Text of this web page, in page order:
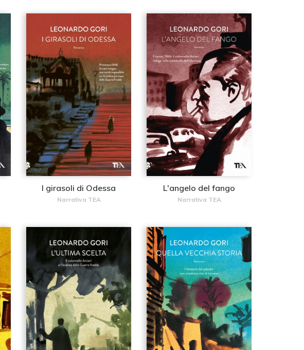
I girasoli di Odessa
Narrativa TEA
L'angelo del fango
Narrativa TEA